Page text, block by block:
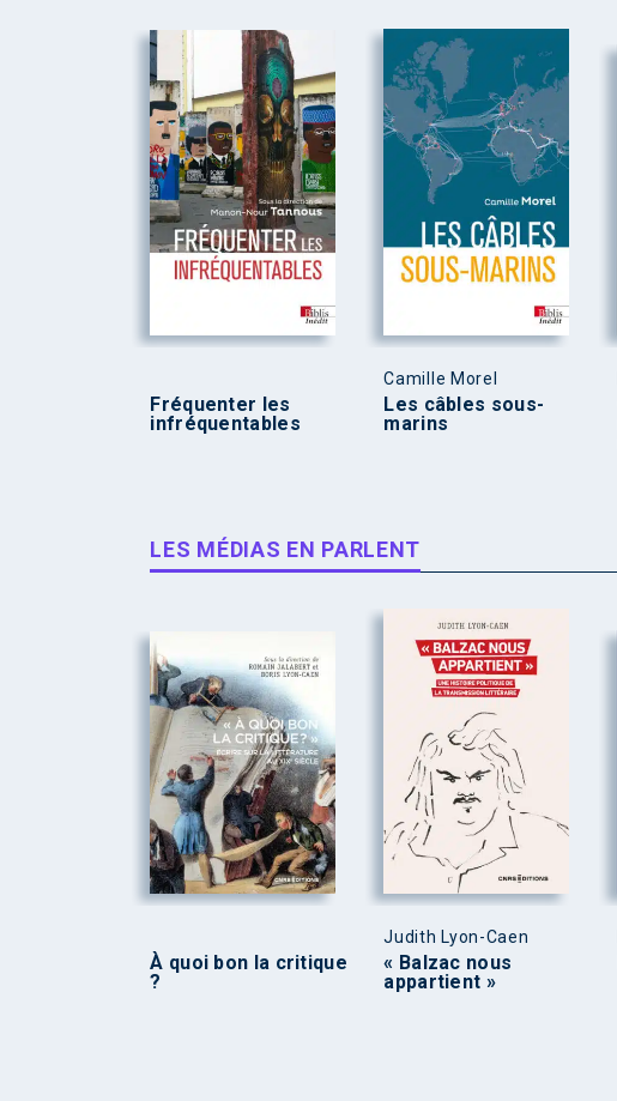
Fréquenter les
infréquentables
Camille Morel
Les câbles sous-
marins
LES MÉDIAS EN PARLENT
À quoi bon la critique
?
Judith Lyon-Caen
« Balzac nous
appartient »